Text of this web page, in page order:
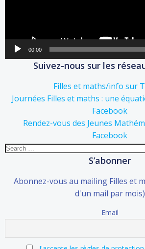
00:00
Suivez-nous sur les
Filles et maths/info sur
Journées Filles et maths : une
Facebook
Rendez-vous des Jeunes
Facebook
Search
S’abonner
Abonnez-vous au mailing Filles et
d'un mail par mois)
Email